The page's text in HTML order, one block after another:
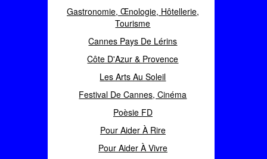
Gastronomie, Œnologie, Hôtellerie,
Tourisme
Cannes Pays De Lérins
Côte D'Azur & Provence
Les Arts Au Soleil
Festival De Cannes, Cinéma
Poèsie FD
Pour Aider À Rire
Pour Aider À Vivre